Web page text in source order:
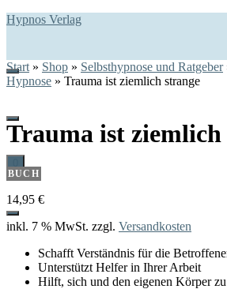
Hypnos Verlag
Start » Shop » Selbsthypnose und Ratgeber
Hypnose » Trauma ist ziemlich strange
Trauma ist ziemlich
BUCH
14,95 €
inkl. 7 % MwSt. zzgl. Versandkosten
Schafft Verständnis für die
Unterstützt Helfer in Ihrer Arbeit
Hilft, sich und den eigenen Körper zu